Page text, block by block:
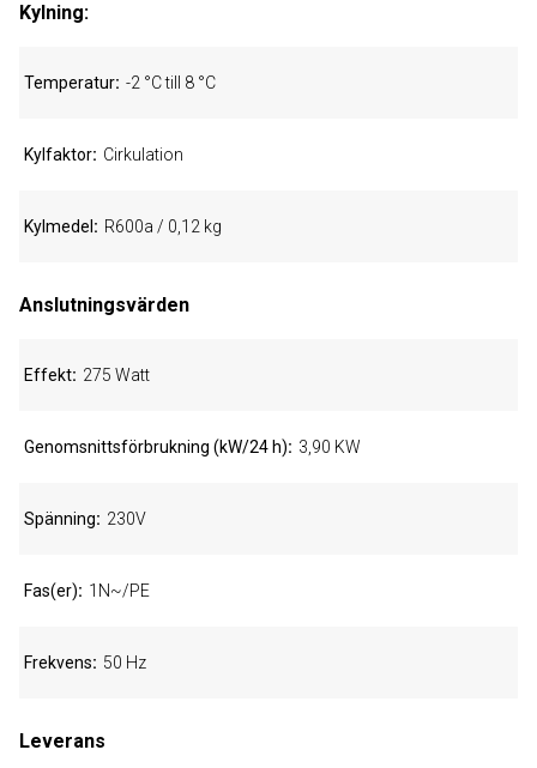
Kylning:
Temperatur -2 °C till 8 °C
Kylfaktor Cirkulation
Kylmedel R600a / 0,12 kg
Anslutningsvärden
Effekt 275 Watt
Genomsnittsförbrukning (kW/24 h) 3,90 KW
Spänning 230V
Fas(er) 1N~/PE
Frekvens 50 Hz
Leverans